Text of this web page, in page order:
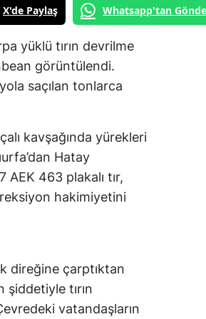
X'de Paylaş Whatsapp'tan
yüklü tırın devrilme
görüntülendi.
saçılan tonlarca
kavşağında yürekleri
Hatay
463 plakalı tır,
hakimiyetini
direğine çarptıktan
tırın
vatandaşların